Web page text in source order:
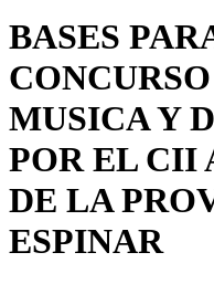
BASES
MUSICA Y
POR EL CII
DE LA
ESPINAR